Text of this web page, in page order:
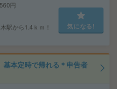
円
駅から1.4ｋｍ！
気になる!
本定時で帰れる＊申告者